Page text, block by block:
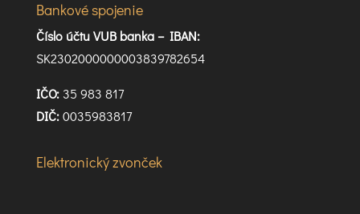
Bankové spojenie
Číslo účtu VUB banka – IBAN:
SK2302000000003839782654
IČO:35 983 817
DIČ:0035983817
Elektronický zvonček